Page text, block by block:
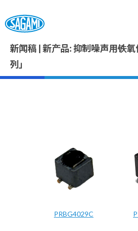
新闻稿 | 新产品: 抑制噪声用铁
列」
PRBG4029C